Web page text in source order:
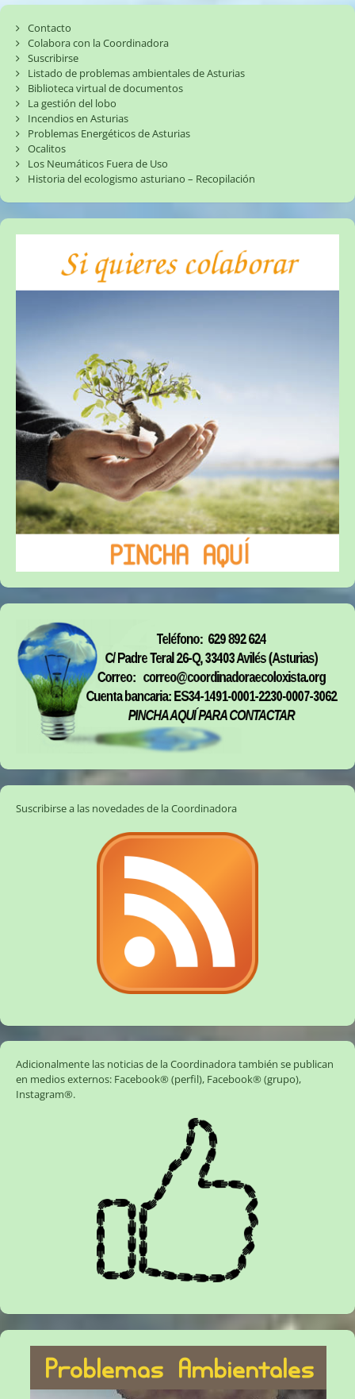
Contacto
Colabora con la Coordinadora
Suscribirse
Listado de problemas ambientales de Asturias
Biblioteca virtual de documentos
La gestión del lobo
Incendios en Asturias
Problemas Energéticos de Asturias
Ocalitos
Los Neumáticos Fuera de Uso
Historia del ecologismo asturiano – Recopilación
Suscribirse a las novedades de la Coordinadora
Adicionalmente las noticias de la Coordinadora también se publican
en medios externos: Facebook® (perfil), Facebook® (grupo),
Instagram®.